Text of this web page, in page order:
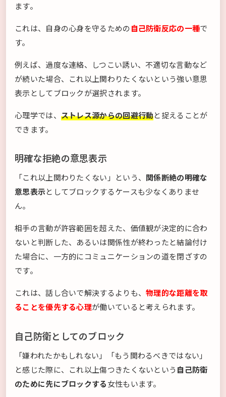
ます。
これは、自身の心身を守るための自己防衛反応の一種で
す。
例えば、過度な連絡、しつこい誘い、不適切な言動など
が続いた場合、これ以上関わりたくないという強い意思
表示としてブロックが選択されます。
心理学では、 ストレス源からの回避行動と捉えることが
できます。
明確な拒絶の意思表示
「これ以上関わりたくない」という、 関係断絶の明確な
意思表示としてブロックするケースも少なくありませ
ん。
相手の言動が許容範囲を超えた、価値観が決定的に合わ
ないと判断した、あるいは関係性が終わったと結論付け
た場合に、一方的にコミュニケーションの道を閉ざすの
です。
これは、話し合いで解決するよりも、物理的な距離を取
ることを優先する心理が働いていると考えられます。
自己防衛としてのブロック
「嫌われたかもしれない」「もう関わるべきではない」
と感じた際に、これ以上傷つきたくないという 自己防衛
のために先にブロックする女性もいます。